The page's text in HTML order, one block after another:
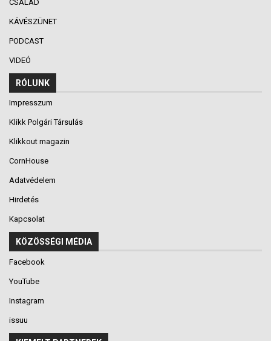
CSALÁD
KÁVÉSZÜNET
PODCAST
VIDEÓ
RÓLUNK
Impresszum
Klikk Polgári Társulás
Klikkout magazin
CornHouse
Adatvédelem
Hirdetés
Kapcsolat
KÖZÖSSÉGI MÉDIA
Facebook
YouTube
Instagram
issuu